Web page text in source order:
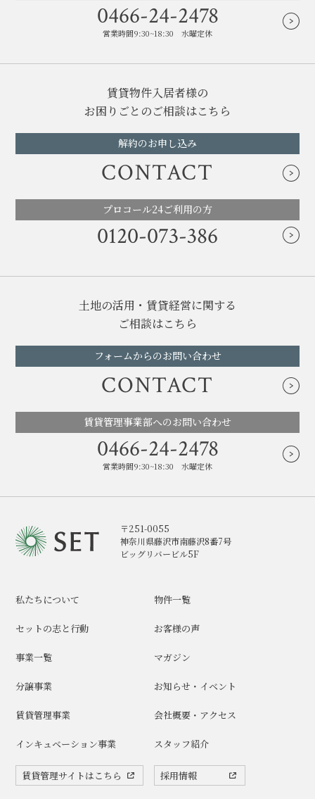
0466-24-2478
営業時間9:30~18:30 水曜定休
賃貸物件入居者様の
お困りごとのご相談はこちら
解約のお申し込み
CONTACT
プロコール24ご利用の方
0120-073-386
土地の活用・賃貸経営に関する
ご相談はこちら
フォームからのお問い合わせ
CONTACT
賃貸管理事業部へのお問い合わせ
0466-24-2478
営業時間9:30~18:30 水曜定休
〒251-0055
神奈川県藤沢市南藤沢8番7号
ビッグリバービル5F
私たちについて
セットの志と行動
事業一覧
分譲事業
賃貸管理事業
インキュベーション事業
賃貸管理サイトはこちら
物件一覧
お客様の声
マガジン
お知らせ・イベント
会社概要・アクセス
スタッフ紹介
採用情報